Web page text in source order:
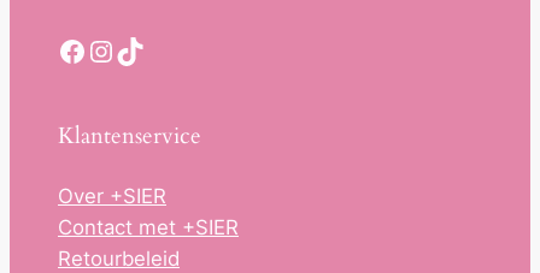
Facebook InstagramTikTok
Klantenservice
Over +SIER
Contact met +SIER
Retourbeleid